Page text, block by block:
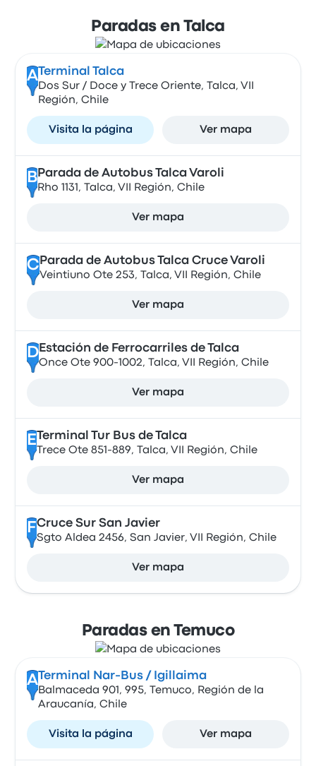
Paradas en Talca
A Terminal Talca
Dos Sur / Doce y Trece Oriente, Talca, VII
Región, Chile
Visita la página Ver mapa
B Parada de Autobus Talca Varoli
Rho 1131, Talca, VII Región, Chile
Ver mapa
CParada de Autobus Talca Cruce Varoli
Veintiuno Ote 253, Talca, VII Región, Chile
Ver mapa
DEstación de Ferrocarriles de Talca
Once Ote 900-1002, Talca, VII Región, Chile
Ver mapa
E Terminal Tur Bus de Talca
Trece Ote 851-889, Talca, VII Región, Chile
Ver mapa
FCruce Sur San Javier
Sgto Aldea 2456, San Javier, VII Región, Chile
Ver mapa
Paradas en Temuco
A Terminal Nar-Bus / Igillaima
Balmaceda 901, 995, Temuco, Región de la
Araucanía, Chile
Visita la página Ver mapa